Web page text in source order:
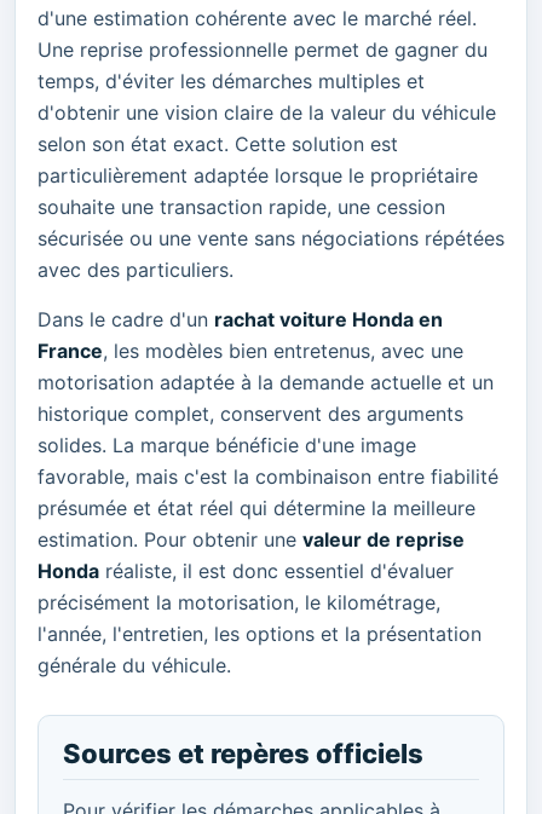
d'une estimation cohérente avec le marché réel.
Une reprise professionnelle permet de gagner du
temps, d'éviter les démarches multiples et
d'obtenir une vision claire de la valeur du véhicule
selon son état exact. Cette solution est
particulièrement adaptée lorsque le propriétaire
souhaite une transaction rapide, une cession
sécurisée ou une vente sans négociations répétées
avec des particuliers.
Dans le cadre d'un rachat voiture Honda en
France, les modèles bien entretenus, avec une
motorisation adaptée à la demande actuelle et un
historique complet, conservent des arguments
solides. La marque bénéficie d'une image
favorable, mais c'est la combinaison entre fiabilité
présumée et état réel qui détermine la meilleure
estimation. Pour obtenir une valeur de reprise
Honda réaliste, il est donc essentiel d'évaluer
précisément la motorisation, le kilométrage,
l'année, l'entretien, les options et la présentation
générale du véhicule.
Sources et repères officiels